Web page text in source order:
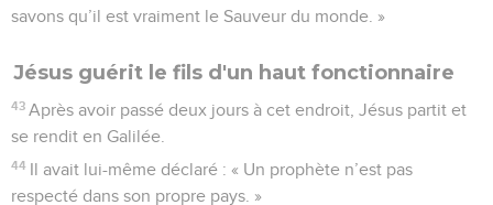
savons qu’il est vraiment le Sauveur du monde. »
Jésus guérit le fils d'un haut fonctionnaire
43 Après avoir passé deux jours à cet endroit, Jésus partit et
se rendit en Galilée.
44 Il avait lui-même déclaré : « Un prophète n’est pas
respecté dans son propre pays. »